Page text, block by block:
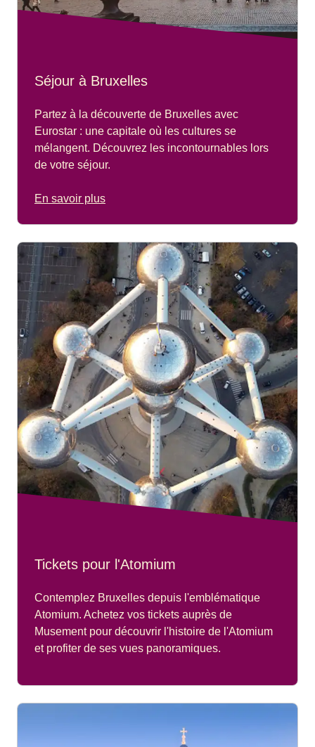
Séjour à Bruxelles
Partez à la découverte de Bruxelles avec
Eurostar : une capitale où les cultures se
mélangent. Découvrez les incontournables lors
de votre séjour.
En savoir plus
Tickets pour l'Atomium
Contemplez Bruxelles depuis l'emblématique
Atomium. Achetez vos tickets auprès de
Musement pour découvrir l'histoire de l'Atomium
et profiter de ses vues panoramiques.